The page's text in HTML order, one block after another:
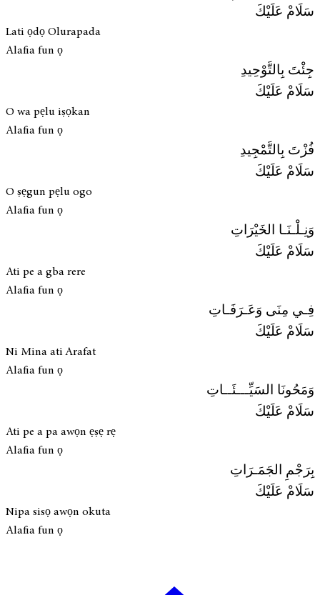
سَلَامْ عَلَيْكَ
Lati ọdọ Olurapada
Alafia fun ọ
جِئْتَ بِالتَّوْحِيدِ
سَلَامْ عَلَيْكَ
O wa pẹlu iṣọkan
Alafia fun ọ
فُزْتَ بِالتَّمْجِيدِ
سَلَامْ عَلَيْكَ
O ṣẹgun pẹlu ogo
Alafia fun ọ
وَنِـلْـنَـا الخَيْرَاتِ
سَلَامْ عَلَيْكَ
Ati pe a gba rere
Alafia fun ọ
فِـي مِنَى وَعَـرَفَـاتِ
سَلَامْ عَلَيْكَ
Ni Mina ati Arafat
Alafia fun ọ
وَمَحُونَا السَيِّـــئَــاتِ
سَلَامْ عَلَيْكَ
Ati pe a pa awọn ẹṣẹ rẹ
Alafia fun ọ
بِرَجْمِ الجَمَـرَاتِ
سَلَامْ عَلَيْكَ
Nipa sisọ awọn okuta
Alafia fun ọ